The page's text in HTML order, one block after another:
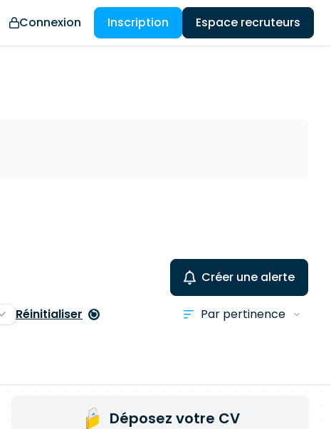
Connexion Inscription Espace recruteurs
Créer une alerte
Réinitialiser
Déposez votre CV